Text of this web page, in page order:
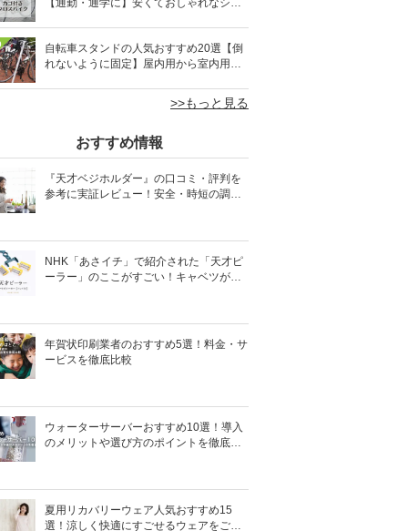
【通勤・通学に】安くておしゃれなシテ
自転車スタンドの人気おすすめ20選【倒
れないように固定】屋内用から室内用ま
>>もっと見る
おすすめ情報
『天才ベジホルダー』の口コミ・評判を
参考に実証レビュー！安全・時短の調理
NHK「あさイチ」で紹介された「天才ピ
ーラー」のここがすごい！キャベツがほ
年賀状印刷業者のおすすめ5選！料金・サ
ービスを徹底比較
ウォーターサーバーおすすめ10選！導入
のメリットや選び方のポイントを徹底解
夏用リカバリーウェア人気おすすめ15
選！涼しく快適にすごせるウェアをご紹